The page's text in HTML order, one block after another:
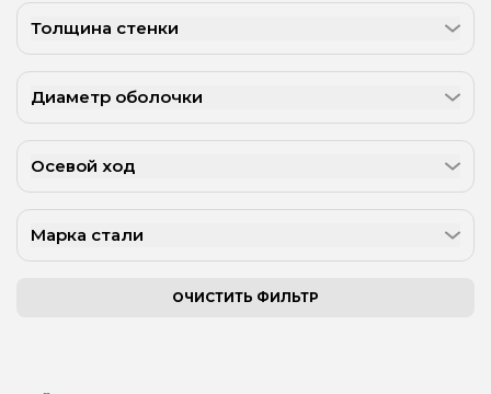
Толщина стенки
Диаметр оболочки
Осевой ход
Марка стали
ОЧИСТИТЬ ФИЛЬТР